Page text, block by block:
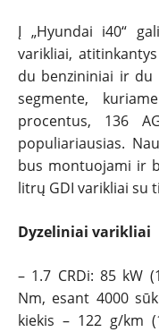
Į „Hyundai i40“
varikliai,
du benzininiai ir du
segmente,
procentus, 136
populiariausias.
bus montuojami ir
litrų GDI varikliai su
Dyzeliniai varikliai
– 1.7 CRDi: 85 kW
Nm, esant 4000
kiekis – 122 g/km